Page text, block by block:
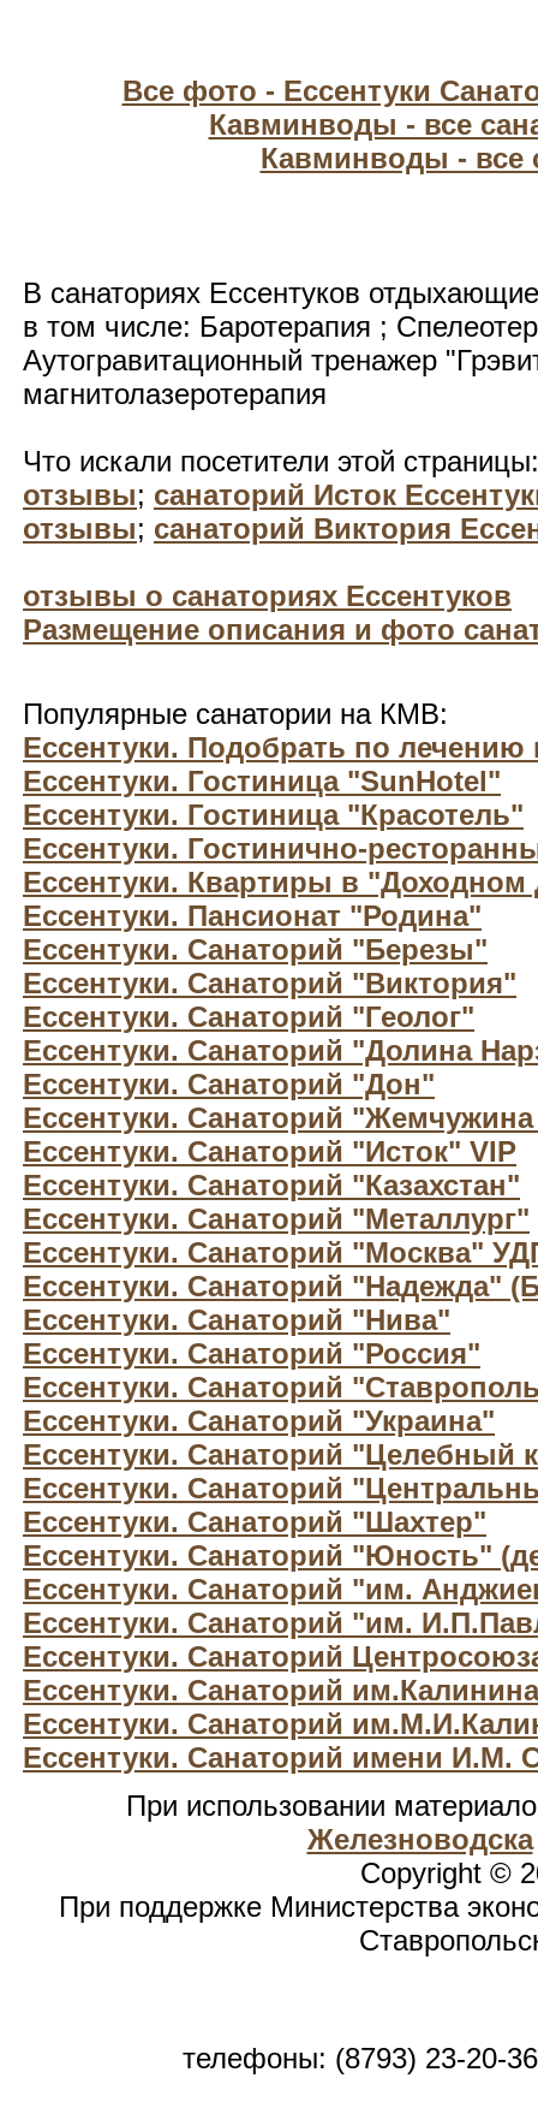
Все фото - Ессентуки
Кавминводы - все
Кавминводы - все
В санаториях Ессентуков
в том числе: Баротерапия ;
Аутогравитационный тренажер
магнитолазеротерапия
Что искали посетители этой
отзывы; санаторий Исток
отзывы; санаторий Виктория
отзывы о санаториях Ессентуков
Размещение описания и фото
Популярные санатории на КМВ:
Ессентуки. Подобрать по
Ессентуки. Гостиница "SunHotel"
Ессентуки. Гостиница "Красотель"
Ессентуки. Гостинично-
Ессентуки. Квартиры в "Доходном
Ессентуки. Пансионат "Родина"
Ессентуки. Санаторий "Березы"
Ессентуки. Санаторий "Виктория"
Ессентуки. Санаторий "Геолог"
Ессентуки. Санаторий "Долина
Ессентуки. Санаторий "Дон"
Ессентуки. Санаторий
Ессентуки. Санаторий "Исток" VIP
Ессентуки. Санаторий "Казахстан"
Ессентуки. Санаторий "Металлург"
Ессентуки. Санаторий "Москва"
Ессентуки. Санаторий "Надежда"
Ессентуки. Санаторий "Нива"
Ессентуки. Санаторий "Россия"
Ессентуки. Санаторий
Ессентуки. Санаторий "Украина"
Ессентуки. Санаторий "Целебный
Ессентуки. Санаторий
Ессентуки. Санаторий "Шахтер"
Ессентуки. Санаторий "Юность"
Ессентуки. Санаторий "им.
Ессентуки. Санаторий "им.
Ессентуки. Санаторий
Ессентуки. Санаторий им.Калинина
Ессентуки. Санаторий
Ессентуки. Санаторий имени И.М.
При использовании
Железноводска
Copyright ©
При поддержке Министерства
телефоны: (8793) 23-20-